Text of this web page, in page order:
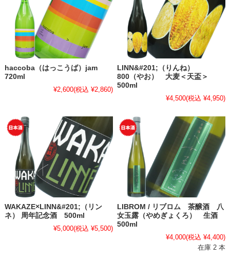
haccoba（はっこうば）jam
720ml
¥2,600(税込 ¥2,860)
LINN&#201;（りんね）
800（やお） 大麦＜天盃＞
500ml
¥4,500(税込 ¥4,950)
WAKAZE×LINN&#201;（リン
ネ） 周年記念酒 500ml
¥5,000(税込 ¥5,500)
LIBROM / リブロム 茶醸酒 八
女玉露（やめぎょくろ） 生酒
500ml
¥4,000(税込 ¥4,400)
在庫 2 本